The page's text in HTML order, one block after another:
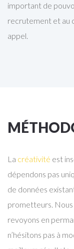
important de
recrutement et au
appel.
La créativité est
dépendons pas
de données
prometteurs. Nous
revoyons en
n’hésitons pas à